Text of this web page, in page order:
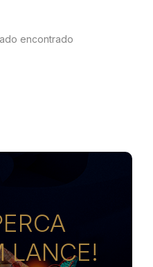
encontrado
LANCE!